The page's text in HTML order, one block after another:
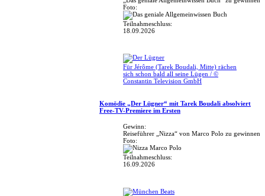
Foto:
Teilnahmeschluss:
18.09.2026
Für Jérôme (Tarek Boudali, Mitte) rächen
sich schon bald all seine Lügen / ©
Constantin Television GmbH
Komödie „Der Lügner“ mit Tarek Boudali absolviert
Free-TV-Premiere im Ersten
Gewinn:
Reiseführer „Nizza“ von Marco Polo zu gewinnen
Foto:
Teilnahmeschluss:
16.09.2026